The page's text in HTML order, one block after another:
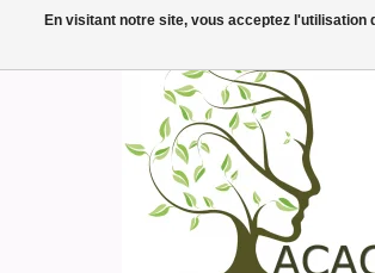
En visitant notre site, vous acceptez